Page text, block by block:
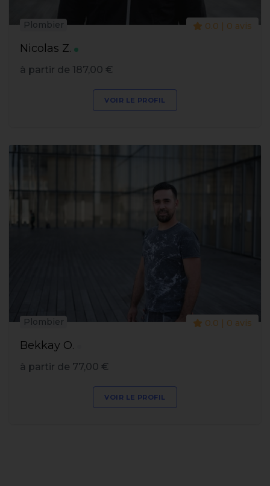
Nicolas Z.
Plombier 0.0 | 0 avis
à partir de 187,00 €
VOIR LE PROFIL
Bekkay O.
Plombier 0.0 | 0 avis
à partir de 77,00 €
VOIR LE PROFIL